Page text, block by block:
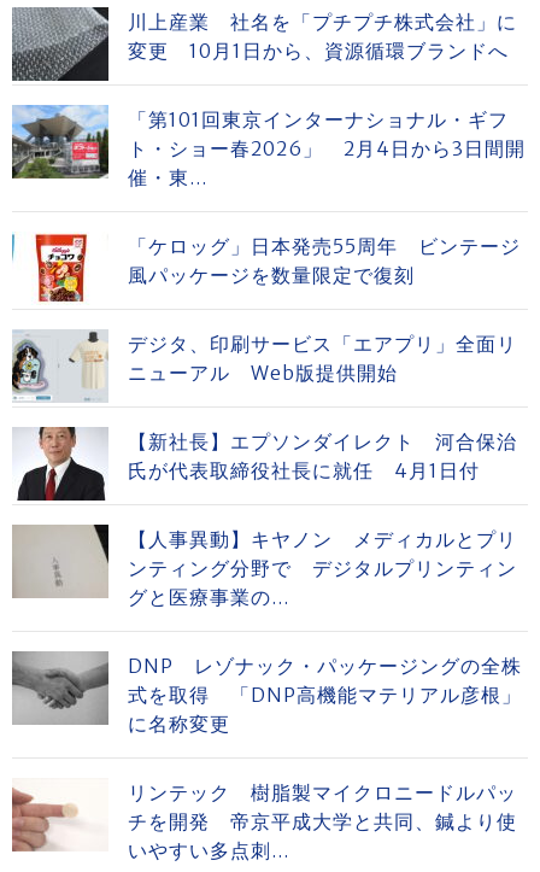
川上産業 社名を「プチプチ株式会社」に
変更 10月1日から、資源循環ブランドへ
「第101回東京インターナショナル・ギフ
ト・ショー春2026」 2月4日から3日間開
催・東...
「ケロッグ」日本発売55周年 ビンテージ
風パッケージを数量限定で復刻
デジタ、印刷サービス「エアプリ」全面リ
ニューアル Web版提供開始
【新社長】エプソンダイレクト 河合保治
氏が代表取締役社長に就任 4月1日付
【人事異動】キヤノン メディカルとプリ
ンティング分野で デジタルプリンティン
グと医療事業の...
DNP レゾナック・パッケージングの全株
式を取得 「DNP高機能マテリアル彦根」
に名称変更
リンテック 樹脂製マイクロニードルパッ
チを開発 帝京平成大学と共同、鍼より使
いやすい多点刺...